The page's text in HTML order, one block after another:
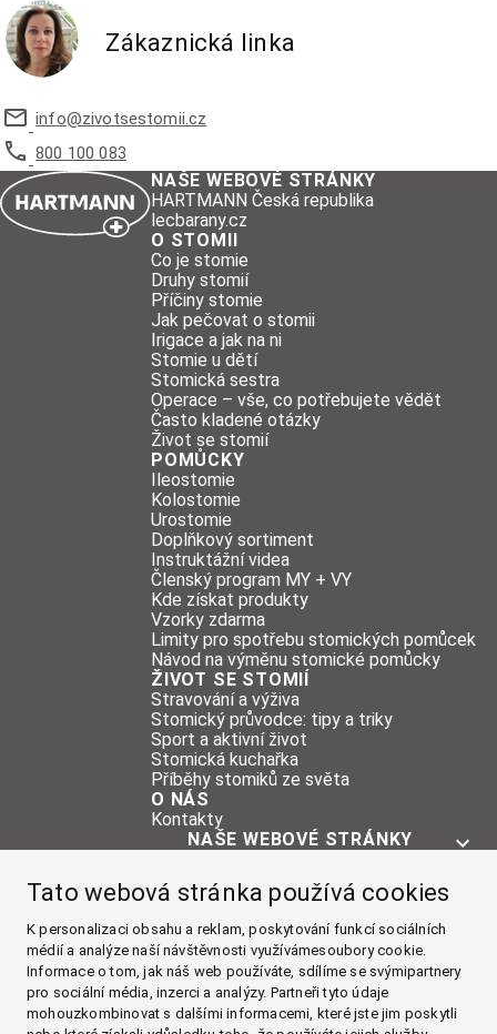
Tato webová stránka používá cookies
K personalizaci obsahu a reklam, poskytování funkcí sociálních
médií a analýze naší návštěvnosti využívámesoubory cookie.
Informace o tom, jak náš web používáte, sdílíme se svýmipartnery
pro sociální média, inzerci a analýzy. Partneři tyto údaje
mohouzkombinovat s dalšími informacemi, které jste jim poskytli
Zákaznická linka
info@zivotsestomii.cz
800 100 083
NAŠE WEBOVÉ STRÁNKY
HARTMANN Česká republika
lecbarany.cz
O STOMII
Co je stomie
Druhy stomií
Příčiny stomie
Jak pečovat o stomii
Irigace a jak na ni
Stomie u dětí
Stomická sestra
Operace – vše, co potřebujete vědět
Často kladené otázky
Život se stomií
POMŮCKY
Ileostomie
Kolostomie
Urostomie
Doplňkový sortiment
Instruktážní videa
Členský program MY + VY
Kde získat produkty
Vzorky zdarma
Limity pro spotřebu stomických pomůcek
Návod na výměnu stomické pomůcky
ŽIVOT SE STOMIÍ
Stravování a výživa
Stomický průvodce: tipy a triky
Sport a aktivní život
Stomická kuchařka
Příběhy stomiků ze světa
O NÁS
Kontakty
NAŠE WEBOVÉ STRÁNKY
POMŮCKY
ŽIVOT SE STOMIÍ
O NÁS
Facebook